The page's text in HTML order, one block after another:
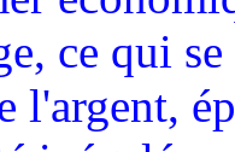
ce qui
l'argent,